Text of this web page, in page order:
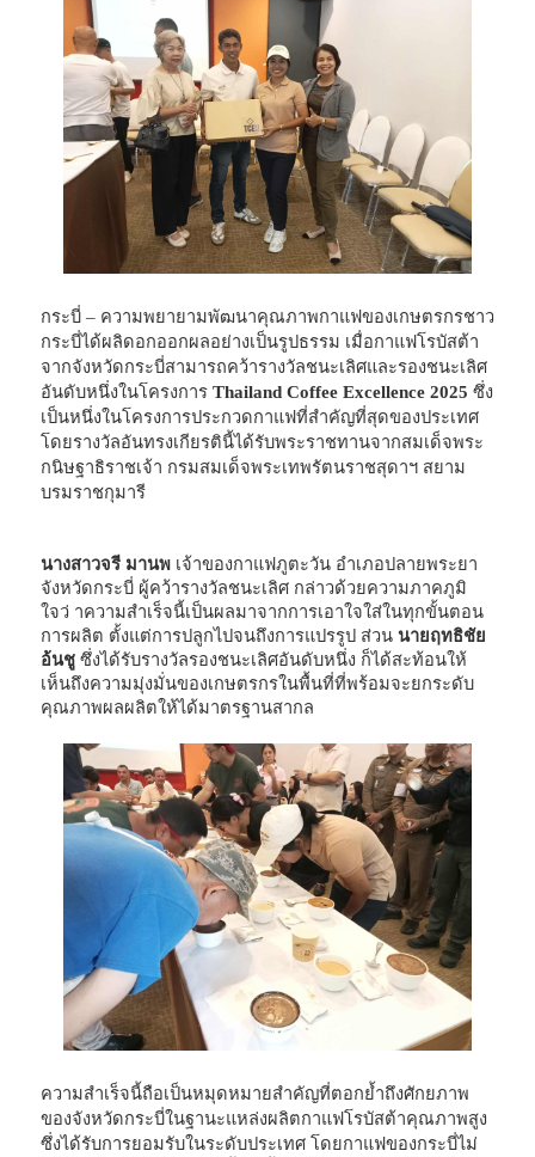
กระบี่ – ความพยายามพัฒนาคุณภาพกาแฟของเกษตรกรชาว
กระบี่ได้ผลิดอกออกผลอย่างเป็นรูปธรรม เมื่อกาแฟโรบัสต้า
จากจังหวัดกระบี่สามารถคว้ารางวัลชนะเลิศและรองชนะเลิศ
อันดับหนึ่งในโครงการ Thailand Coffee Excellence 2025 ซึ่ง
เป็นหนึ่งในโครงการประกวดกาแฟที่สำคัญที่สุดของประเทศ
โดยรางวัลอันทรงเกียรตินี้ได้รับพระราชทานจากสมเด็จพระ
กนิษฐาธิราชเจ้า กรมสมเด็จพระเทพรัตนราชสุดาฯ สยาม
บรมราชกุมารี
นางสาวจรี มานพ เจ้าของกาแฟภูตะวัน อำเภอปลายพระยา
จังหวัดกระบี่ ผู้คว้ารางวัลชนะเลิศ กล่าวด้วยความภาคภูมิ
ใจว่ าความสำเร็จนี้เป็นผลมาจากการเอาใจใส่ในทุกขั้นตอน
การผลิต ตั้งแต่การปลูกไปจนถึงการแปรรูป ส่วน นายฤทธิชัย
อ้นชู ซึ่งได้รับรางวัลรองชนะเลิศอันดับหนึ่ง ก็ได้สะท้อนให้
เห็นถึงความมุ่งมั่นของเกษตรกรในพื้นที่ที่พร้อมจะยกระดับ
คุณภาพผลผลิตให้ได้มาตรฐานสากล
ความสำเร็จนี้ถือเป็นหมุดหมายสำคัญที่ตอกย้ำถึงศักยภาพ
ของจังหวัดกระบี่ในฐานะแหล่งผลิตกาแฟโรบัสต้าคุณภาพสูง
ซึ่งได้รับการยอมรับในระดับประเทศ โดยกาแฟของกระบี่ไม่